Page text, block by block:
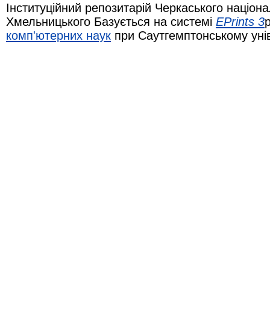
Інституційний репозитарій Черкаського
Хмельницького Базується на системі EPrints 3
комп'ютерних наук при Саутгемптонському